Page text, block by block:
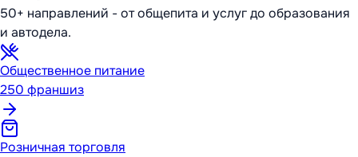
50+ направлений - от общепита и услуг до образования
и автодела.
Общественное питание
250 франшиз
Розничная торговля